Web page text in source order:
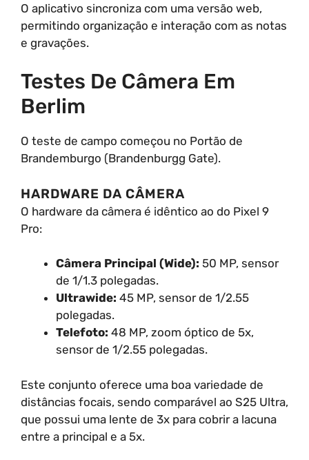
O aplicativo sincroniza com uma versão web,
permitindo organização e interação com as notas
e gravações.
Testes De Câmera Em
Berlim
O teste de campo começou no Portão de
Brandemburgo (Brandenburgg Gate).
HARDWARE DA CÂMERA
O hardware da câmera é idêntico ao do Pixel 9
Pro:
Câmera Principal (Wide): 50 MP, sensor
de 1/1.3 polegadas.
Ultrawide: 45 MP, sensor de 1/2.55
polegadas.
Telefoto: 48 MP, zoom óptico de 5x,
sensor de 1/2.55 polegadas.
Este conjunto oferece uma boa variedade de
distâncias focais, sendo comparável ao S25 Ultra,
que possui uma lente de 3x para cobrir a lacuna
entre a principal e a 5x.